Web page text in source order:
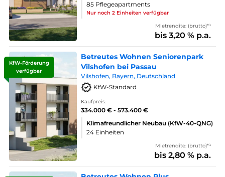
85 Pflegeapartments
Nur noch 2 Einheiten verfügbar
Mietrendite: (brutto)*¹
bis 3,20 % p.a.
KfW-Förderung
verfügbar
Betreutes Wohnen Seniorenpark
Vilshofen bei Passau
Vilshofen, Bayern, Deutschland
KfW-Standard
Kaufpreis:
334.000 € - 573.400 €
Klimafreundlicher Neubau (KfW-40-QNG)
24 Einheiten
Mietrendite: (brutto)*¹
bis 2,80 % p.a.